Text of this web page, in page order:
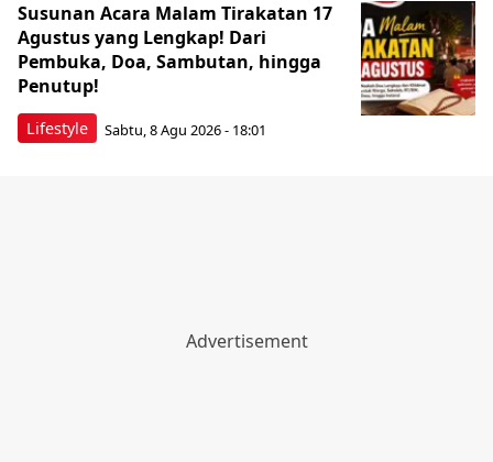
Lifestyle
Susunan Acara Malam Tirakatan 17
Agustus yang Lengkap! Dari
Pembuka, Doa, Sambutan, hingga
Penutup!
Sabtu, 8 Agu 2026 - 18:01